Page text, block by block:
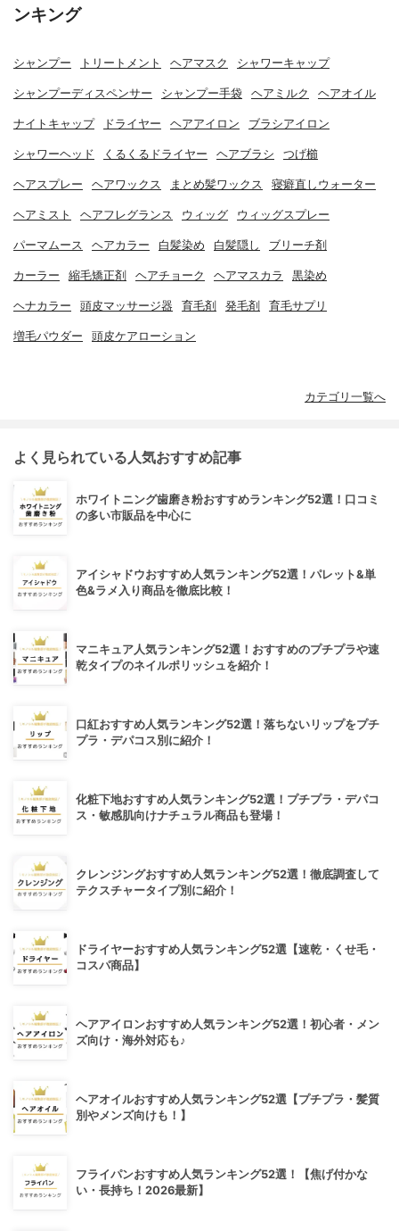
ンキング
シャンプー トリートメント ヘアマスク シャワーキャップ
シャンプーディスペンサー シャンプー手袋 ヘアミルク ヘアオイル
ナイトキャップ ドライヤー ヘアアイロン ブラシアイロン
シャワーヘッド くるくるドライヤー ヘアブラシ つげ櫛
ヘアスプレー ヘアワックス まとめ髪ワックス 寝癖直しウォーター
ヘアミスト ヘアフレグランス ウィッグ ウィッグスプレー
パーマムース ヘアカラー 白髪染め 白髪隠し ブリーチ剤
カーラー 縮毛矯正剤 ヘアチョーク ヘアマスカラ 黒染め
ヘナカラー 頭皮マッサージ器 育毛剤 発毛剤 育毛サプリ
増毛パウダー 頭皮ケアローション
カテゴリ一覧へ
よく見られている人気おすすめ記事
ホワイトニング歯磨き粉おすすめランキング52選！口コミ
の多い市販品を中心に
アイシャドウおすすめ人気ランキング52選！パレット&単
色&ラメ入り商品を徹底比較！
マニキュア人気ランキング52選！おすすめのプチプラや速
乾タイプのネイルポリッシュを紹介！
口紅おすすめ人気ランキング52選！落ちないリップをプチ
プラ・デパコス別に紹介！
化粧下地おすすめ人気ランキング52選！プチプラ・デパコ
ス・敏感肌向けナチュラル商品も登場！
クレンジングおすすめ人気ランキング52選！徹底調査して
テクスチャータイプ別に紹介！
ドライヤーおすすめ人気ランキング52選【速乾・くせ毛・
コスパ商品】
ヘアアイロンおすすめ人気ランキング52選！初心者・メン
ズ向け・海外対応も♪
ヘアオイルおすすめ人気ランキング52選【プチプラ・髪質
別やメンズ向けも！】
フライパンおすすめ人気ランキング52選！【焦げ付かな
い・長持ち！2026最新】